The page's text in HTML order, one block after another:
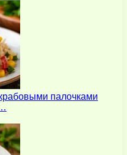
палочками